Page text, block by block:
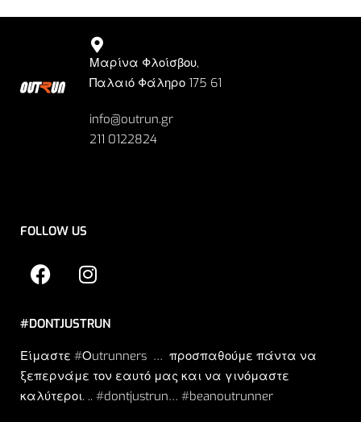
Μαρίνα Φλοίσβου,
Παλαιό Φάληρο 175 61
info@outrun.gr
211 0122824
FOLLOW US
#DONTJUSTRUN
Είμαστε #Οutrunners … προσπαθούμε πάντα να
ξεπερνάμε τον εαυτό μας και να γινόμαστε
καλύτεροι. .. #dontjustrun… #beanoutrunner